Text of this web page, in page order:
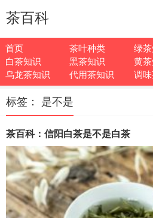
茶百科
首页 茶叶种类 绿
白茶知识
黑茶知识 黄
乌龙茶知识
代用茶知识 调
标签： 是不是
茶百科：信阳白茶是不是白茶